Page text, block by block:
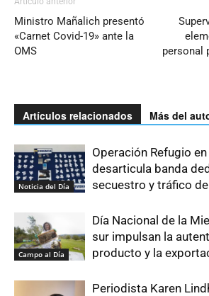
Ministro Mañalich presentó
«Carnet Covid-19» ante la
OMS
personal
Artículos relacionados Más del
Noticia del Día
Operación Refugio
desarticula banda
secuestro y tráfico
Campo al Día
Día Nacional de la
sur impulsan la
producto y la
Periodista Karen